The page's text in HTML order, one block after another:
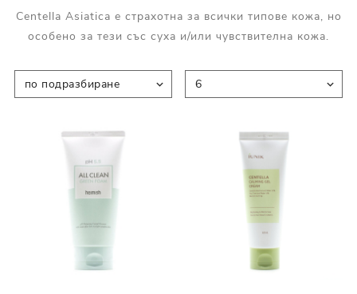
Centella Asiatica е страхотна за всички типове кожа, но
особено за тези със суха и/или чувствителна кожа.